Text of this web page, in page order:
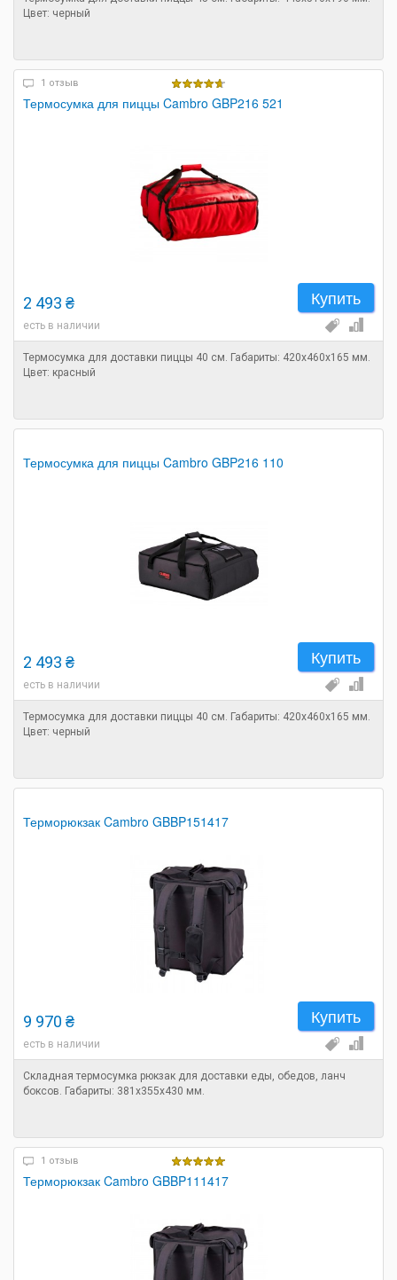
Цвет: черный
1 отзыв
Термосумка для пиццы Cambro GBP216 521
Купить
2 493 ₴
есть в наличии
Термосумка для доставки пиццы 40 см. Габариты: 420х460х165 мм.
Цвет: красный
Термосумка для пиццы Cambro GBP216 110
Купить
2 493 ₴
есть в наличии
Термосумка для доставки пиццы 40 см. Габариты: 420х460х165 мм.
Цвет: черный
Терморюкзак Cambro GBBP151417
Купить
9 970 ₴
есть в наличии
Складная термосумка рюкзак для доставки еды, обедов, ланч
боксов. Габариты: 381х355х430 мм.
1 отзыв
Терморюкзак Cambro GBBP111417